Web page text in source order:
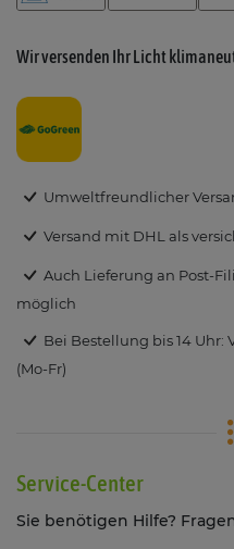
Wir versenden Ihr Licht
Umweltfreundlicher
Versand mit DHL als
Auch Lieferung an Post-
möglich
Bei Bestellung bis 14 Uhr:
(Mo-Fr)
Service-Center
Sie benötigen Hilfe?